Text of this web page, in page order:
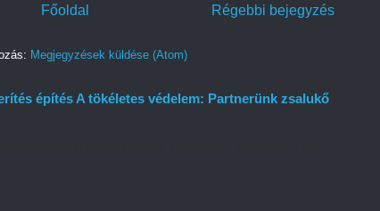
Régebbi bejegyzés
Főoldal
Megjegyzések küldése (Atom)
építés A tökéletes védelem: Partnerünk zsalukő